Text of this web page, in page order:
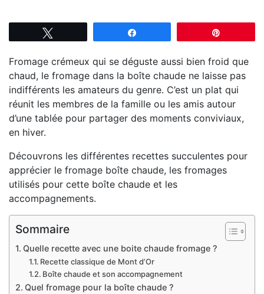
Fromage crémeux qui se déguste aussi bien froid que
chaud, le fromage dans la boîte chaude ne laisse pas
indifférents les amateurs du genre. C’est un plat qui
réunit les membres de la famille ou les amis autour
d’une tablée pour partager des moments conviviaux,
en hiver.
Découvrons les différentes recettes succulentes pour
apprécier le fromage boîte chaude, les fromages
utilisés pour cette boîte chaude et les
accompagnements.
Sommaire
Quelle recette avec une boite chaude fromage ?
Recette classique de Mont d’Or
Boîte chaude et son accompagnement
Quel fromage pour la boîte chaude ?